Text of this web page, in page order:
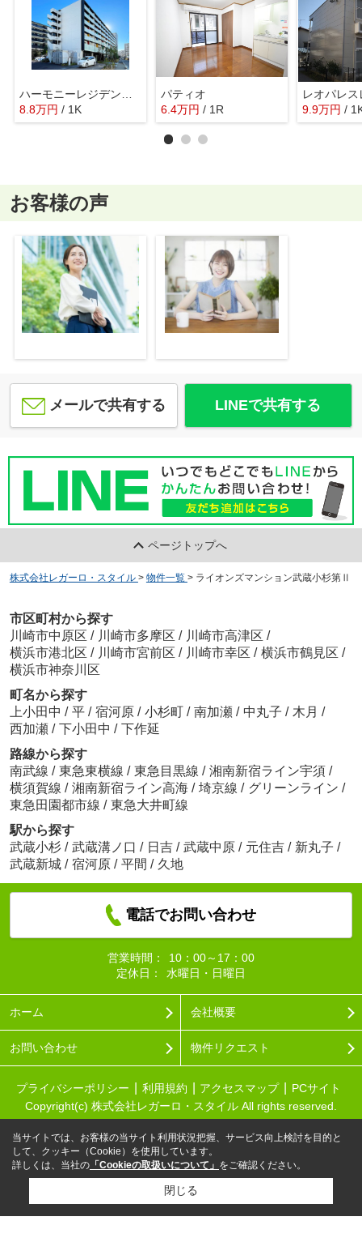
8.8万円 / 1K
パティオ
6.4万円 / 1R
レオパレス
9.9万円 /
お客様の声
メールで共有する LINEで共有する
ページトップへ
株式会社レガーロ・スタイル > 物件一覧 > ライオンズマンション武蔵小杉第Ⅱ
市区町村から探す
川崎市中原区 / 川崎市多摩区 / 川崎市高津区 /
横浜市港北区 / 川崎市宮前区 / 川崎市幸区 / 横浜市鶴見区 /
横浜市神奈川区
町名から探す
上小田中 / 平 / 宿河原 / 小杉町 / 南加瀬 / 中丸子 / 木月 /
西加瀬 / 下小田中 / 下作延
路線から探す
南武線 / 東急東横線 / 東急目黒線 / 湘南新宿ライン宇須 /
横須賀線 / 湘南新宿ライン高海 / 埼京線 / グリーンライン /
東急田園都市線 / 東急大井町線
駅から探す
武蔵小杉 / 武蔵溝ノ口 / 日吉 / 武蔵中原 / 元住吉 / 新丸子 /
武蔵新城 / 宿河原 / 平間 / 久地
電話でお問い合わせ
営業時間：
10：00～17：00
定休日：
水曜日・日曜日
ホーム 会社概要
お問い合わせ 物件リクエスト
プライバシーポリシー 利用規約 アクセスマップ
PCサイト
Copyright(c) 株式会社レガーロ・スタイル All rights reserved.
当サイトでは、お客様の当サイト利用状況把握、サービス向上検討を目的と
して、クッキー（Cookie）を使用しています。
詳しくは、当社の 「Cookieの取扱いについて」 をご確認ください。
閉じる